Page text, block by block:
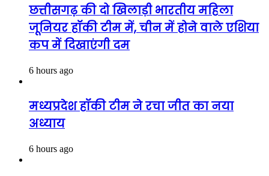
छत्तीसगढ़ की दो खिलाड़ी भारतीय महिला
जूनियर हॉकी टीम में, चीन में होने वाले एशिया
कप में दिखाएंगी दम
6 hours ago
मध्यप्रदेश हॉकी टीम ने रचा जीत का नया
अध्याय
6 hours ago